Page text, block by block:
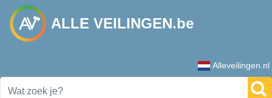
ALLE VEILINGEN.be
Alleveilingen.nl